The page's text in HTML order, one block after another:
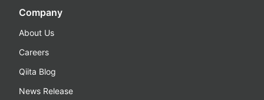
Company
About Us
Careers
Qiita Blog
News Release